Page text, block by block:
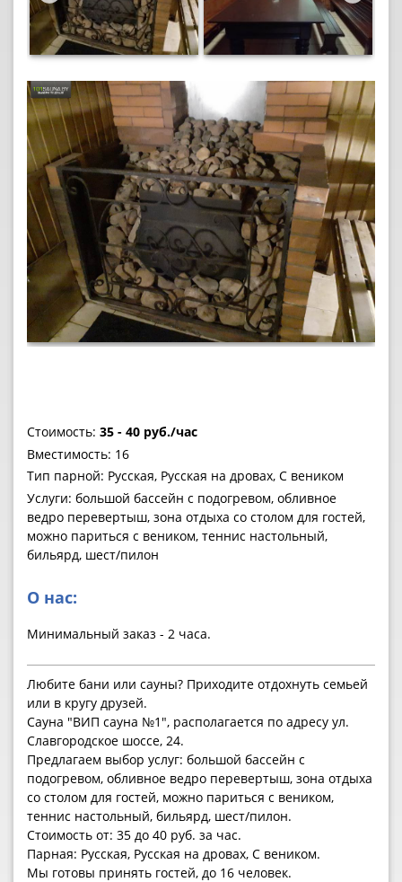
Стоимость: 35 - 40 руб./час
Вместимость: 16
Тип парной: Русская, Русская на дровах, С веником
Услуги: большой бассейн с подогревом, обливное
ведро перевертыш, зона отдыха со столом для гостей,
можно париться с веником, теннис настольный,
бильярд, шест/пилон
О нас:
Минимальный заказ - 2 часа.
Любите бани или сауны? Приходите отдохнуть семьей
или в кругу друзей.
Сауна "ВИП сауна №1", располагается по адресу ул.
Славгородское шоссе, 24.
Предлагаем выбор услуг: большой бассейн с
подогревом, обливное ведро перевертыш, зона отдыха
со столом для гостей, можно париться с веником,
теннис настольный, бильярд, шест/пилон.
Стоимость от: 35 до 40 руб. за час.
Парная: Русская, Русская на дровах, С веником.
Мы готовы принять гостей, до 16 человек.